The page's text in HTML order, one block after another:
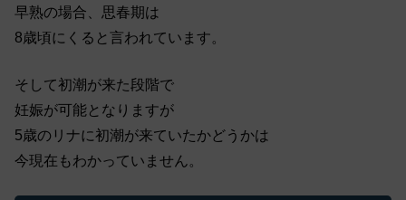
早熟の場合、思春期は
8歳頃にくると言われています。
そして初潮が来た段階で
妊娠が可能となりますが
5歳のリナに初潮が来ていたかどうかは
今現在もわかっていません。